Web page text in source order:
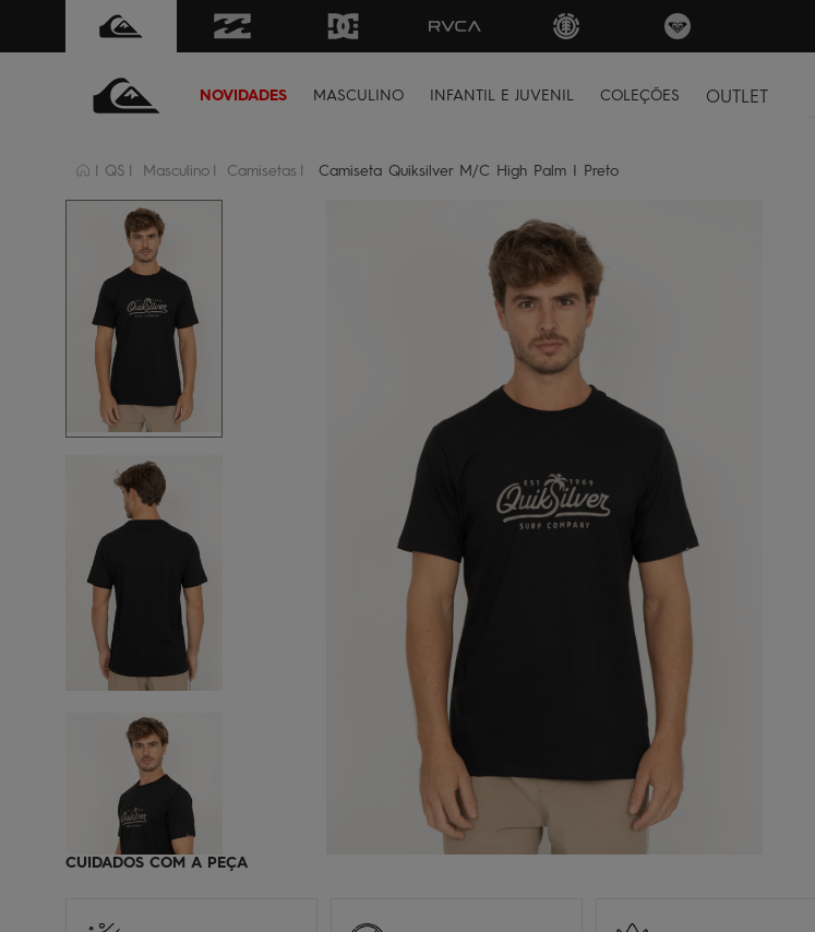
FRETE GRÁTIS para todo Brasil nas compras acima de R$499 | Consulte as Regras
NOVIDADES MASCULINO INFANTIL E JUVENIL COLEÇÕES OUTLET
QS Masculino Camisetas Camiseta Quiksilver M/C High Palm I Preto
CUIDADOS COM A PEÇA
2º moletom
3º camiseta
4º bermuda
5º regata
6º óculos
7º jaqueta
9º chinelo
10 º calça